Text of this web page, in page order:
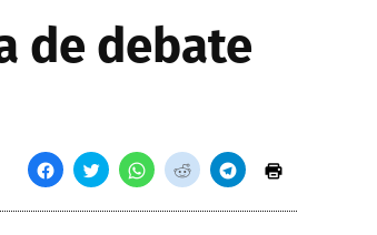
de debate